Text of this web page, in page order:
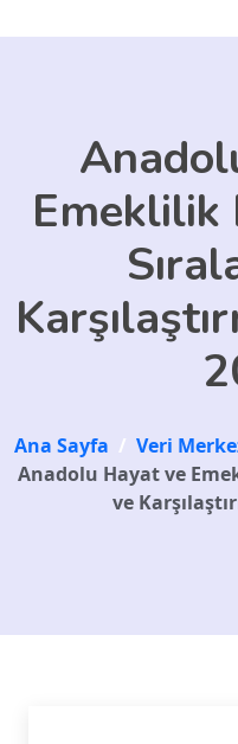
Emeklilik
Ana Sayfa / Veri
Anadolu Hayat ve
ve